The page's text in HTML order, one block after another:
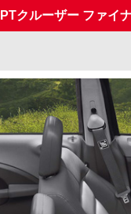
クルーザー ファイ